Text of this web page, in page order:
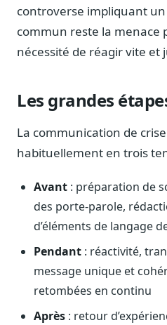
Journalistes
Veille en temps réel, embeds
Suivi par secteur
11 secteurs : énergie, santé,
Cas d'usage concrets
Conseil (Advisory)
Consultants seniors,
Guides pratiques
controverse impliquant
commun reste la menace
nécessité de réagir vite et
Les grandes
La communication de crise
habituellement en trois
Avant : préparation de
des porte-parole,
d’éléments de langage
Pendant : réactivité,
message unique et
retombées en continu
Après : retour